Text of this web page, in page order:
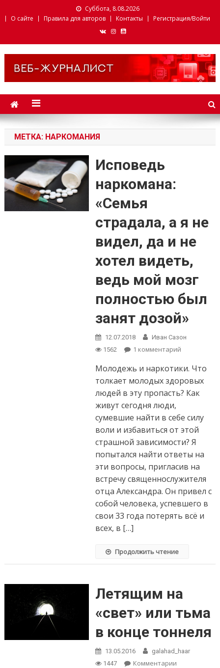
Суббота, 8.08.2026
О сайте
Правила для авторов Контакты Регистрация/Войти
Веб-журналист. Websmi.
Факультет журналистики
БГУ
МЕТКА: НАРКОМАНИЯ
Исповедь
наркомана:
«Семья
страдала, а я не
видел, да и не
хотел видеть,
ведь мой мозг
полностью был
занят дозой»
12.07.2018
Иван Сазон
1562
1 комментарий
наркомана:
«Семья
страдала, а
я не видел,
хотел
видеть,
ведь мой
мозг
полностью
был занят
дозой»
Молодежь и наркотики. Что
толкает молодых здоровых
людей в эту пропасть? Как
живут сегодня люди,
сумевшие найти в себе силу
воли и избавиться от этой
страшной зависимости? Я
попытался найти ответы на
эти вопросы, пригласив на
встречу священнослужителя
отца Александра. Он привел с
собой человека, успевшего в
свои 33 года потерять всё и
всех, в […]
Продолжить чтение
Летящим на
«свет» или тьма
в конце тоннеля
13.05.2016
galahad_haar
1447
Комментарии